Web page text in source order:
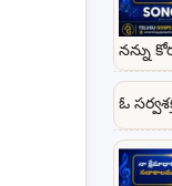
నన్ను
ఓ